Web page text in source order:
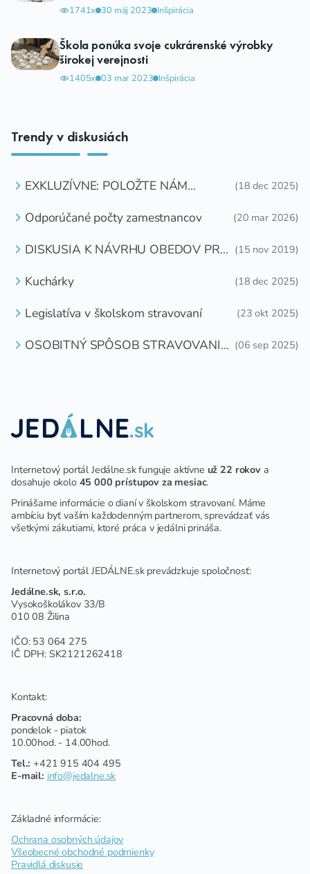
1741x 30 máj 2023 Inšpirácia
Škola ponúka svoje cukrárenské výrobky
širokej verejnosti
1405x 03 mar 2023 Inšpirácia
Trendy v diskusiách
EXKLUZÍVNE: POLOŽTE NÁM
(18 dec 2025)
Odporúčané počty zamestnancov (20 mar 2026)
DISKUSIA K NÁVRHU OBEDOV PRE
(15 nov 2019)
Kuchárky (18 dec 2025)
Legislatíva v školskom stravovaní (23 okt 2025)
OSOBITNÝ SPÔSOB STRAVOVANIA (06 sep 2025)
Internetový portál Jedálne.sk funguje aktívne už 22 rokova
dosahuje okolo 45 000 prístupov za mesiac.
Prinášame informácie o dianí v školskom stravovaní. Máme
ambíciu byť vaším každodenným partnerom, sprevádzať vás
všetkými zákutiami, ktoré práca v jedálni prináša.
Internetový portál JEDÁLNE.sk prevádzkuje spoločnosť:
Jedálne.sk, s.r.o.
Vysokoškolákov 33/B
010 08 Žilina
IČO: 53 064 275
IČ DPH: SK2121262418
Kontakt:
Pracovná doba:
pondelok - piatok
10.00hod. - 14.00hod.
Tel.: +421 915 404 495
E-mail: info@jedalne.sk
Základné informácie:
Ochrana osobných údajov
Všeobecné obchodné podmienky
Pravidlá diskusie